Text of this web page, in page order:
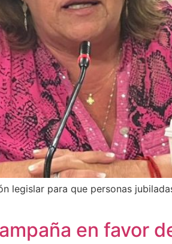
legislar para que personas
en favor